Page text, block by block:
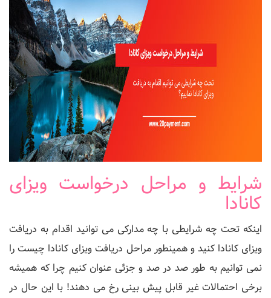
شرایط و مراحل درخواست ویزای
کانادا
اینکه تحت چه شرایطی با چه مدارکی می توانید اقدام به دریافت
ویزای کانادا کنید و همینطور مراحل دریافت ویزای کانادا چیست را
نمی توانیم به طور صد در صد و جزئی عنوان کنیم چرا که همیشه
برخی احتمالات غیر قابل پیش بینی رخ می دهند! با این حال در